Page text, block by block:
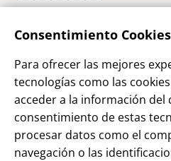
Contacto
Sostenibilidad
Blog
Alta Cliente
Consentimiento Cookies
Para ofrecer las mejores
tecnologías como las
acceder a la información del
consentimiento de estas
procesar datos como el
navegación o las